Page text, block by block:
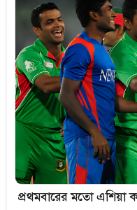
প্রথমবারের মতো এশিয়া